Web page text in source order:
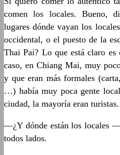
comen los locales. Bueno,
lugares dónde vayan los
occidental, o el puesto de la
Thai Pai? Lo que está claro es
caso, en Chiang Mai, muy
y que eran más formales
…) había muy poca gente
ciudad, la mayoría eran turistas.
—¿Y dónde están los locales
todos lados.